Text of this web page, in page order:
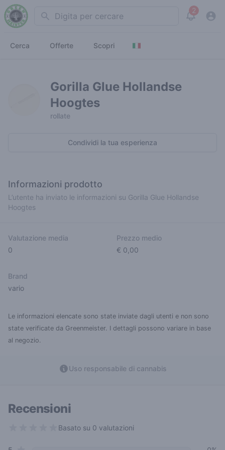
Search 2
View
Cerca Offerte Scopri
Gorilla Glue Hollandse
Hoogtes
rollate
Condividi la tua esperienza
Informazioni prodotto
L’utente ha inviato le informazioni su Gorilla Glue Hollandse
Hoogtes
Valutazione media
0
Prezzo medio
€ 0,00
Brand
vario
Le informazioni elencate sono state inviate dagli utenti e non sono
state verificate da Greenmeister. I dettagli possono variare in base
al negozio.
Uso responsabile di cannabis
Recensioni
Basato su 0 valutazioni